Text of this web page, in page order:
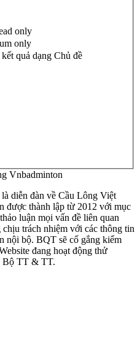
only
only
quả dạng Chủ đề
Vnbadminton
diễn đàn về Cầu Lông Việt
được thành lập từ 2012 với mục
luận mọi vấn đề liên quan
trách nhiệm với các thông tin
nội bộ. BQT sẽ cố gắng kiểm
đang hoạt động thử
Bộ TT & TT.